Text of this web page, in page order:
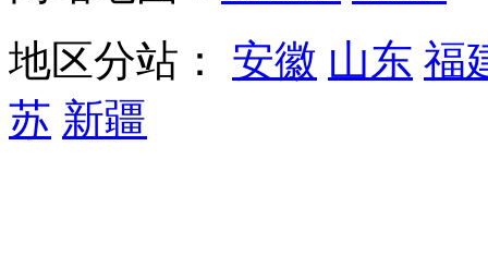
地区分站： 安徽 山东 福
苏 新疆